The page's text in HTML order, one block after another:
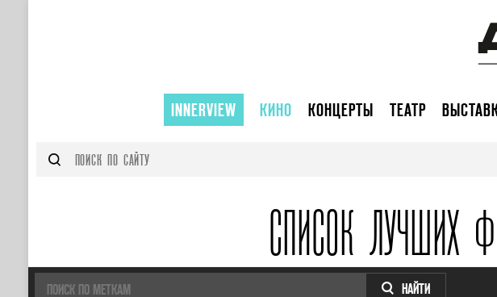
INNERVIEW КИНО КОНЦЕРТЫ ТЕАТР
СПИСОК ЛУЧШИХ
НАЙТИ